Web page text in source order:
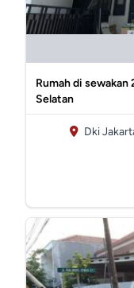
Rumah di sewakan
Selatan
Dki